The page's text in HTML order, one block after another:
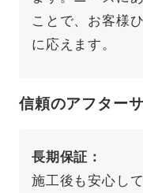
ことで、お客様
に応えます。
信頼のアフター
長期保証
施工後も安心し